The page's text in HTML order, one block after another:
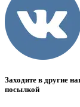
Заходите в другие
посылкой